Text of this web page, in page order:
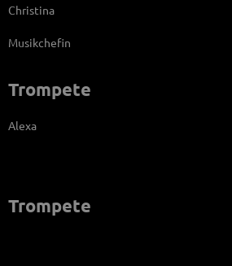
Christina
Musikchefin
Trompete
Alexa
Trompete